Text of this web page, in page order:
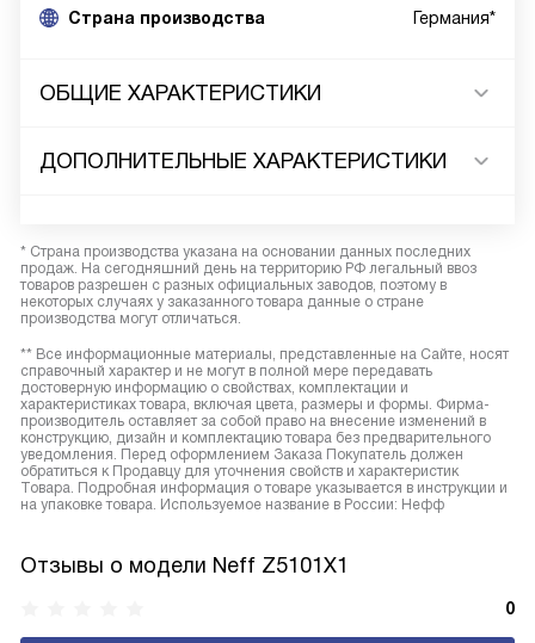
Страна производства Германия*
ОБЩИЕ ХАРАКТЕРИСТИКИ
ДОПОЛНИТЕЛЬНЫЕ ХАРАКТЕРИСТИКИ
* Страна производства указана на основании данных последних
продаж. На сегодняшний день на территорию РФ легальный ввоз
товаров разрешен с разных официальных заводов, поэтому в
некоторых случаях у заказанного товара данные о стране
производства могут отличаться.
** Все информационные материалы, представленные на Сайте, носят
справочный характер и не могут в полной мере передавать
достоверную информацию о свойствах, комплектации и
характеристиках товара, включая цвета, размеры и формы. Фирма-
производитель оставляет за собой право на внесение изменений в
конструкцию, дизайн и комплектацию товара без предварительного
уведомления. Перед оформлением Заказа Покупатель должен
обратиться к Продавцу для уточнения свойств и характеристик
Товара. Подробная информация о товаре указывается в инструкции и
на упаковке товара. Используемое название в России: Нефф
Отзывы о модели Neff Z5101X1
0